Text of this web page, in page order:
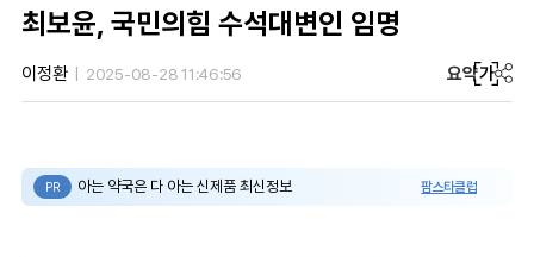
최보윤, 국민의힘 수석대변인 임명
이정환 2025-08-28 11:46:56 요약가
PR 아는 약국은 다 아는 신제품 최신정보 팜스타클럽